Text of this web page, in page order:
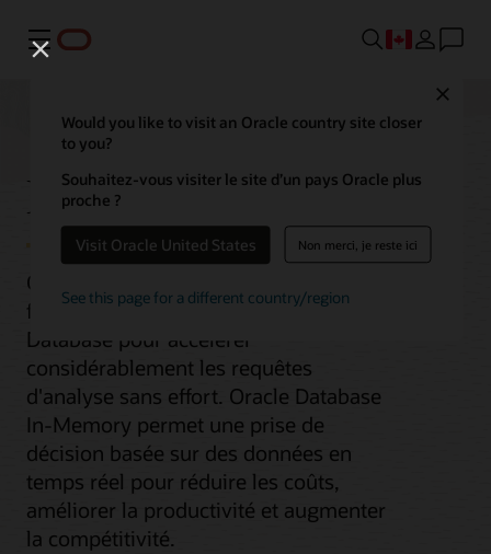
Menu
Would you like to visit an Oracle country site closer
to you?
Souhaitez-vous visiter le site d’un pays Oracle plus
proche ?
Visit Oracle United States Non merci, je reste ici
See this page for a different country/region
Database In-Memory
Oracle Database In-Memory ajoute une
fonctionnalité en colonnes à Oracle
Database pour accélérer
considérablement les requêtes
d'analyse sans effort. Oracle Database
In-Memory permet une prise de
décision basée sur des données en
temps réel pour réduire les coûts,
améliorer la productivité et augmenter
la compétitivité.